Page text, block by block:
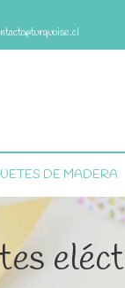
DE MADERA